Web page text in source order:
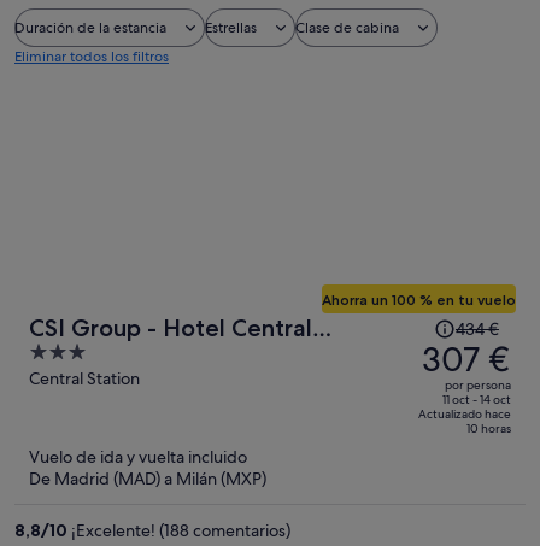
Duración de la estancia Estrellas
Clase de cabina
Eliminar todos los filtros
CSI Group - Hotel Central
Station
3
out
Central Station
Ahorra un 100 % en tu vuelo
El
precio
era
de
434 €,
434 €
307 €
por persona
11 oct - 14 oct
Actualizado hace
10 horas
Vuelo de ida y vuelta incluido
De Madrid (MAD) a Milán (MXP)
8,8/10 ¡Excelente! (188 comentarios)